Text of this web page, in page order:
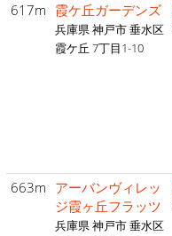
617m 霞ケ丘ガーデンズ
兵庫県 神戸市 垂水区
霞ケ丘 7丁目1-10
663m アーバンヴィレッ
ジ霞ヶ丘フラッツ
兵庫県 神戸市 垂水区